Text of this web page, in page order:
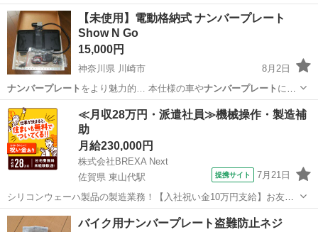
名義変更…
千葉 千葉市 ホンダ Honda
【未使用】電動格納式 ナンバープレート
Show N Go
15,000円
神奈川県 川崎市
8月2日
ナンバープレート をより魅力的… 本仕様の車やナンバープレート には
対応して… ンを押すと、ナンバープレートを格納位置や…
神奈川 川崎市 パーツ ナンバープレート
≪月収28万円・派遣社員≫機械操作・製造補
助
月給230,000円
株式会社BREXA Next
佐賀県 東山代駅
提携サイト 7月21日
シリコンウェーハ製品の製造業務！【入社祝い金10万円支給】お友達
やカップルとの応募OK◎年間休日129日＆休出なしでプライベート充
実♪業務はクリーンルームで快適作業◎自社正社員登用制度あり★1食
佐賀 伊万里市 東山代駅 その他
バイク用ナンバープレート盗難防止ネジ